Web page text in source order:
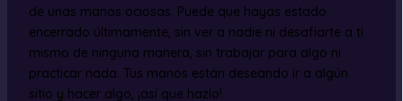
de unas manos ociosas. Puede que hayas estado
encerrado últimamente, sin ver a nadie ni desafiarte a ti
mismo de ninguna manera, sin trabajar para algo ni
practicar nada. Tus manos están deseando ir a algún
sitio y hacer algo, ¡así que hazlo!